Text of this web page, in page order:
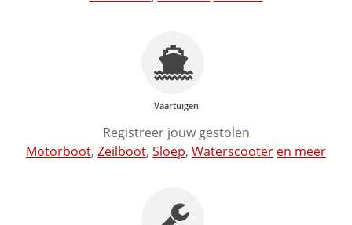
Vaartuigen
Registreer jouw gestolen
Motorboot, Zeilboot, Sloep, Waterscooter en meer